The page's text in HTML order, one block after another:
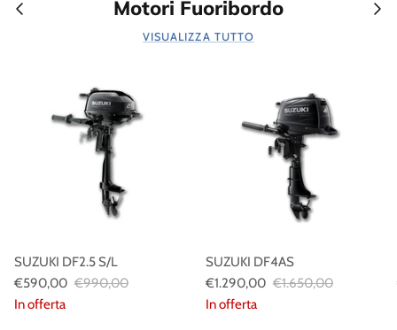
Motori Fuoribordo
VISUALIZZA TUTTO
SUZUKI DF2.5 S/L
€590,00 €990,00
In offerta
SUZUKI DF4AS
€1.290,00 €1.650,00
In offerta